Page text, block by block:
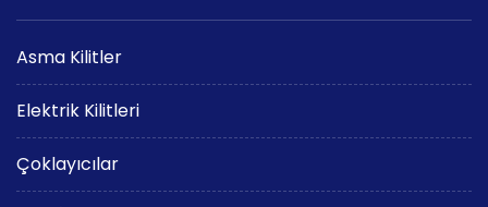
Asma Kilitler
Elektrik Kilitleri
Çoklayıcılar